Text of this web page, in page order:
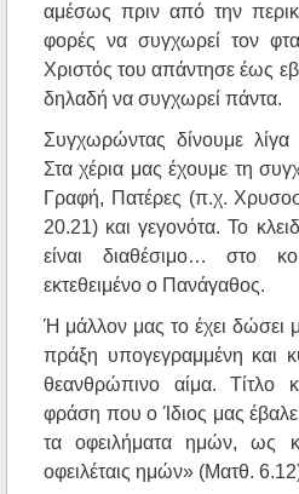
αμέσως πριν από την
φορές να συγχωρεί τον
Χριστός του απάντησε έως
δηλαδή να συγχωρεί πάντα.
Συγχωρώντας δίνουμε
Στα χέρια μας έχουμε τη
Γραφή, Πατέρες (π.χ.
20.21) και γεγονότα. Το
είναι διαθέσιμο… στο
εκτεθειμένο ο Πανάγαθος.
Ή μάλλον μας το έχει δώσει
πράξη υπογεγραμμένη και
θεανθρώπινο αίμα. Τίτλο
φράση που ο Ίδιος μας
τα οφειλήματα ημών, ως
οφειλέταις ημών» (Ματθ.